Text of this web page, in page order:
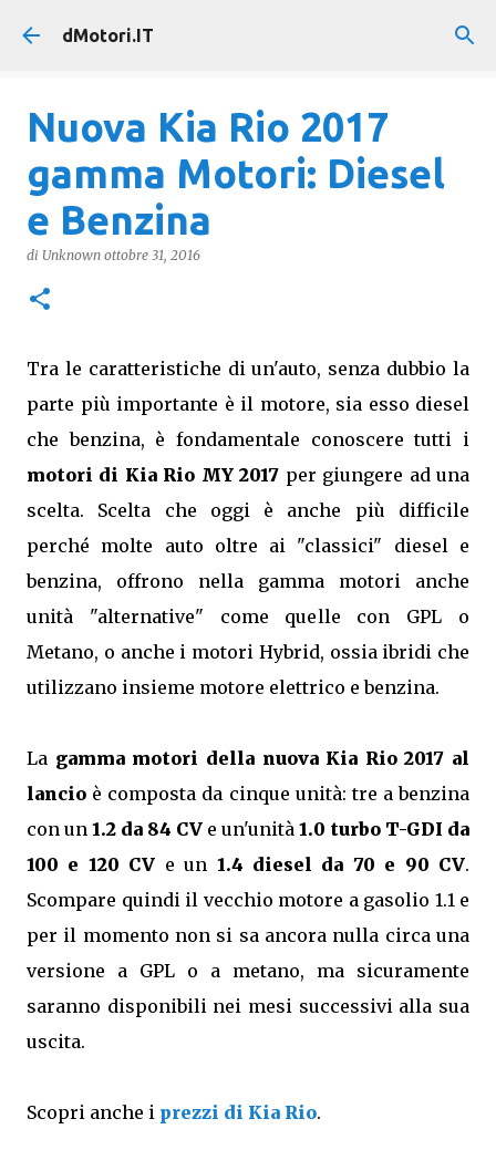
Passa ai contenuti principali
dMotori.IT
Nuova Kia Rio 2017
gamma Motori: Diesel
e Benzina
di Unknown ottobre 31, 2016
Tra le caratteristiche di un'auto, senza dubbio la
parte più importante è il motore, sia esso diesel
che benzina, è fondamentale conoscere tutti i
motori di Kia Rio MY 2017 per giungere ad una
scelta. Scelta che oggi è anche più difficile
perché molte auto oltre ai "classici" diesel e
benzina, offrono nella gamma motori anche
unità "alternative" come quelle con GPL o
Metano, o anche i motori Hybrid, ossia ibridi che
utilizzano insieme motore elettrico e benzina.
La gamma motori della nuova Kia Rio 2017 al
lancio è composta da cinque unità: tre a benzina
con un 1.2 da 84 CV e un'unità 1.0 turbo T-GDI da
100 e 120 CV e un 1.4 diesel da 70 e 90 CV.
Scompare quindi il vecchio motore a gasolio 1.1 e
per il momento non si sa ancora nulla circa una
versione a GPL o a metano, ma sicuramente
saranno disponibili nei mesi successivi alla sua
uscita.
Scopri anche i prezzi di Kia Rio.